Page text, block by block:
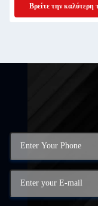
Βρείτε την καλύτερη